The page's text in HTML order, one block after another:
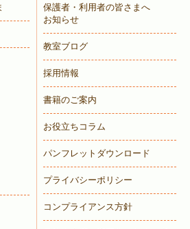
保護者・利用者の皆さまへ
お知らせ
教室ブログ
採用情報
書籍のご案内
お役立ちコラム
パンフレットダウンロード
プライバシーポリシー
コンプライアンス方針